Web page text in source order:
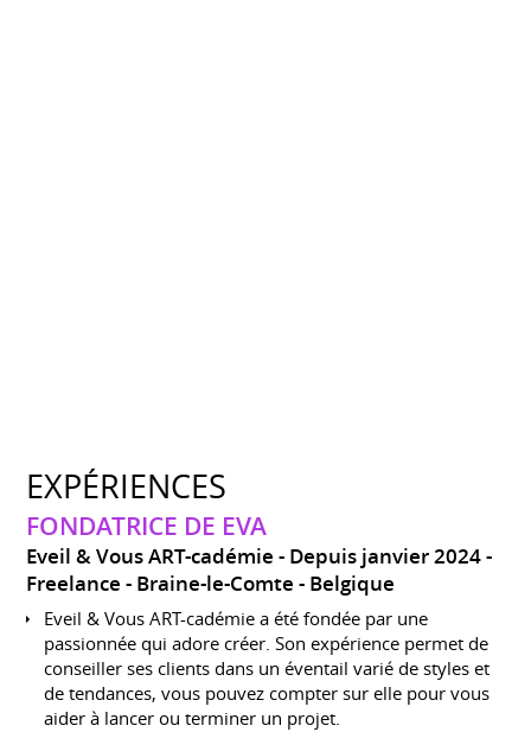
EXPÉRIENCES
FONDATRICE DE EVA
Eveil & Vous ART-cadémie
Depuis janvier 2024
Freelance
Braine-le-Comte Belgique
Eveil & Vous ART-cadémie a été fondée par une
passionnée qui adore créer. Son expérience permet de
conseiller ses clients dans un éventail varié de styles et
de tendances, vous pouvez compter sur elle pour vous
aider à lancer ou terminer un projet.